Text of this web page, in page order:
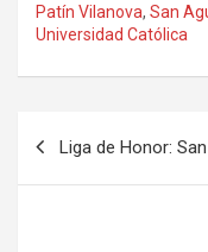
Patín Vilanova, San
Universidad Católica
Liga de Honor: